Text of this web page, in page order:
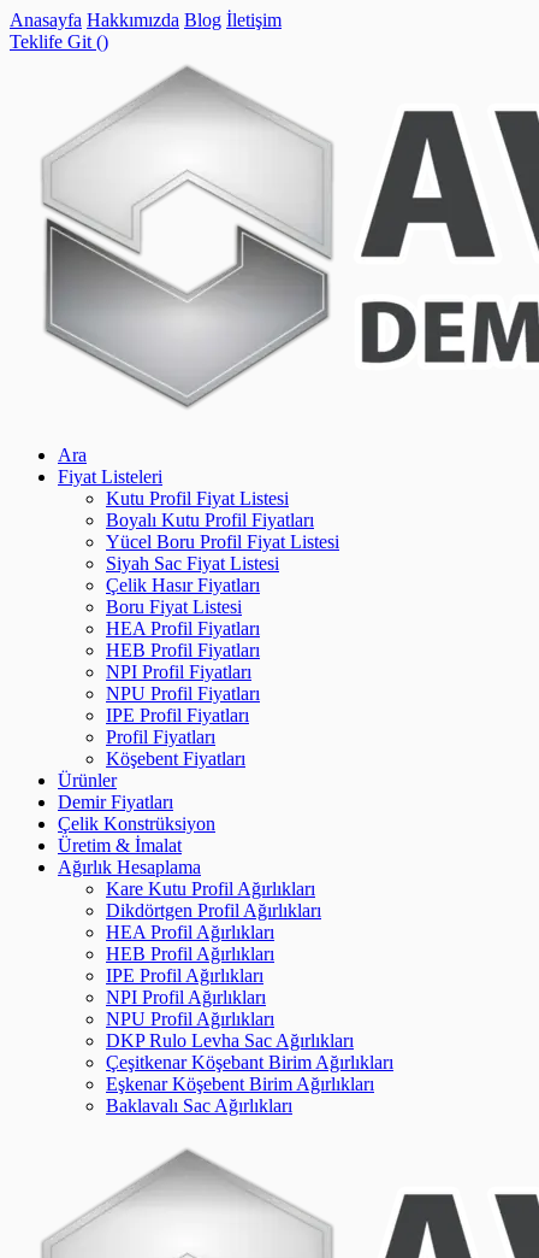
Anasayfa Hakkımızda Blog İletişim
Teklife Git ()
Ara
Fiyat Listeleri
Kutu Profil Fiyat Listesi
Boyalı Kutu Profil Fiyatları
Yücel Boru Profil Fiyat Listesi
Siyah Sac Fiyat Listesi
Çelik Hasır Fiyatları
Boru Fiyat Listesi
HEA Profil Fiyatları
HEB Profil Fiyatları
NPI Profil Fiyatları
NPU Profil Fiyatları
IPE Profil Fiyatları
Profil Fiyatları
Köşebent Fiyatları
Ürünler
Demir Fiyatları
Çelik Konstrüksiyon
Üretim & İmalat
Ağırlık Hesaplama
Kare Kutu Profil Ağırlıkları
Dikdörtgen Profil Ağırlıkları
HEA Profil Ağırlıkları
HEB Profil Ağırlıkları
IPE Profil Ağırlıkları
NPI Profil Ağırlıkları
NPU Profil Ağırlıkları
DKP Rulo Levha Sac Ağırlıkları
Çeşitkenar Köşebant Birim Ağırlıkları
Eşkenar Köşebent Birim Ağırlıkları
Baklavalı Sac Ağırlıkları